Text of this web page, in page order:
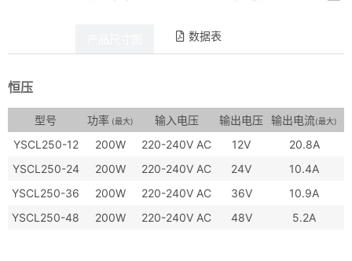
数据表
恒压
型号 功率 (最大) 输入电压 输出电压 输出电流(最大)
YSCL250-12
200W 220-240V AC 12V 20.8A
YSCL250-24
200W 220-240V AC 24V 10.4A
YSCL250-36
200W 220-240V AC 36V 10.9A
YSCL250-48
200W 220-240V AC 48V 5.2A